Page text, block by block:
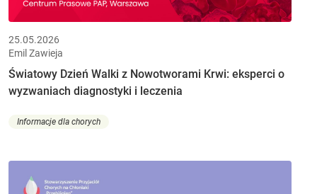
25.05.2026
Emil Zawieja
Światowy Dzień Walki z Nowotworami Krwi: eksperci o
wyzwaniach diagnostyki i leczenia
Informacje dla chorych